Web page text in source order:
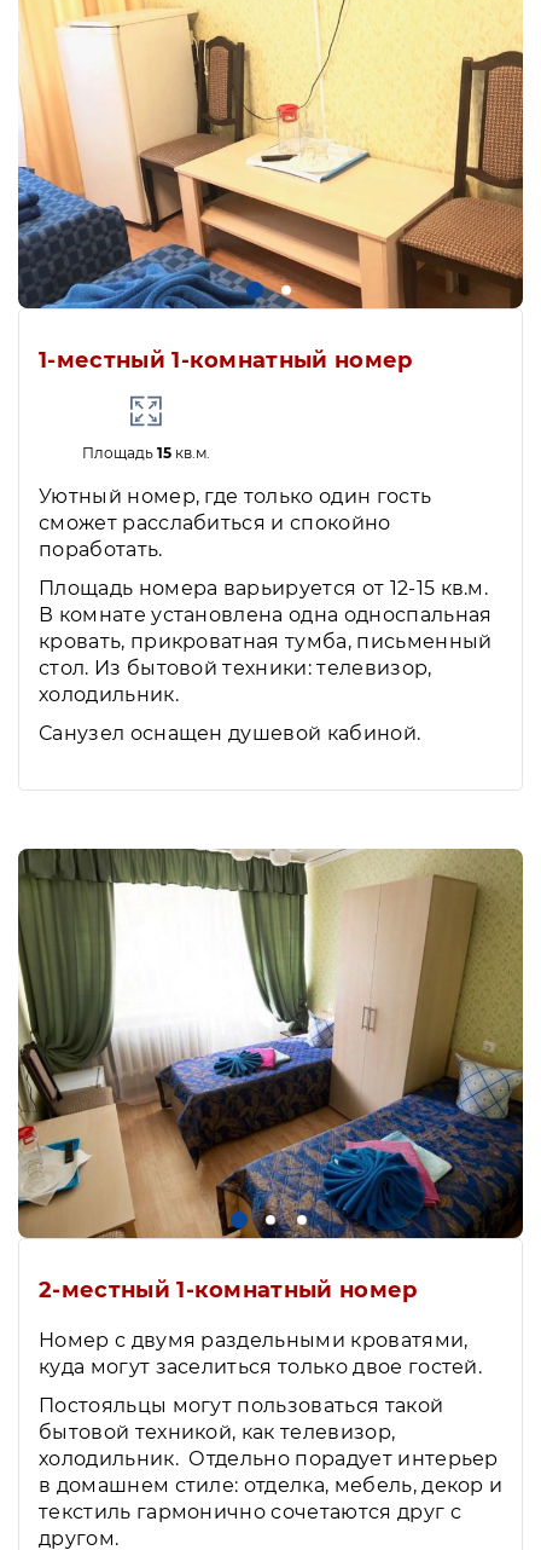
1-местный 1-комнатный номер
Площадь 15кв.м.
Уютный номер, где только один гость
сможет расслабиться и спокойно
поработать.
Площадь номера варьируется от 12-15 кв.м.
В комнате установлена одна односпальная
кровать, прикроватная тумба, письменный
стол. Из бытовой техники: телевизор,
холодильник.
Санузел оснащен душевой кабиной.
2-местный 1-комнатный номер
Номер с двумя раздельными кроватями,
куда могут заселиться только двое гостей.
Постояльцы могут пользоваться такой
бытовой техникой, как телевизор,
холодильник. Отдельно порадует интерьер
в домашнем стиле: отделка, мебель, декор и
текстиль гармонично сочетаются друг с
другом.